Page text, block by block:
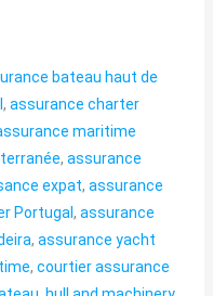
bateau haut de
, assurance charter
maritime
, assurance
expat, assurance
Portugal , assurance
, assurance yacht
, courtier assurance